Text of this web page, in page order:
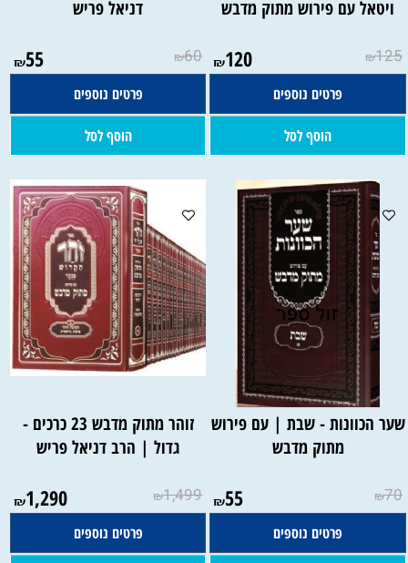
ויטאל עם פירוש מתוק מדבש
₪125
₪120
פרטים נוספים
הוסף לסל
דניאל פריש
₪60
₪55
פרטים נוספים
הוסף לסל
שער הכוונות - שבת | עם פירוש
מתוק מדבש
₪70
₪55
פרטים נוספים
זוהר מתוק מדבש 23 כרכים -
גדול | הרב דניאל פריש
₪1,499
₪1,290
פרטים נוספים